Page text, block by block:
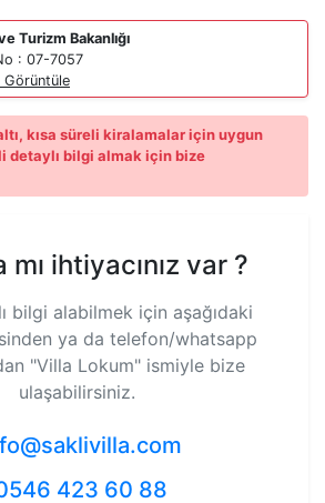
Turizm Bakanlığı
: 07-7057
Görüntüle
kısa süreli kiralamalar için uygun
detaylı bilgi almak için bize
mı ihtiyacınız var ?
bilgi alabilmek için aşağıdaki
ya da telefon/whatsapp
"Villa Lokum" ismiyle bize
ulaşabilirsiniz.
423 60 88